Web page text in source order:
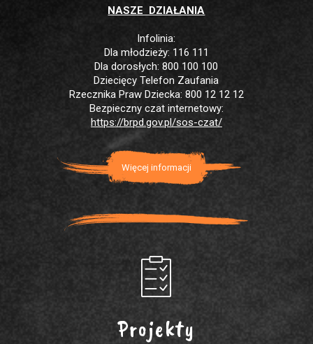
NASZE DZIAŁANIA
Infolinia:
Dla młodzieży: 116 111
Dla dorosłych: 800 100 100
Dziecięcy Telefon Zaufania
Rzecznika Praw Dziecka: 800 12 12 12
Bezpieczny czat internetowy:
https://brpd.gov.pl/sos-czat/
Więcej informacji
Projekty